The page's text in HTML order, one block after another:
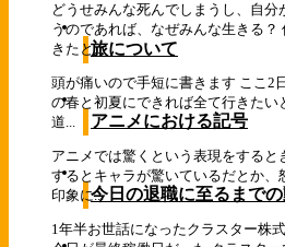
どうせみんな死んでしまうし、自分
うのであれば、なぜみんな生きる？
きたと...旅について
頭が痛いので手短に書きます ここ2
の春と初夏にできれば全て行きたい
道...
アニメにおける記号
アニメでは驚くという表現をすると
するとキャラが驚いているだとか、
印象に...今日の退職に至るまでの
1年半お世話になったクラスター株